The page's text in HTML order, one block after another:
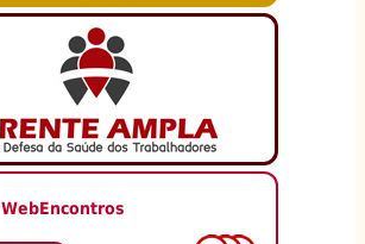
WebEncontros